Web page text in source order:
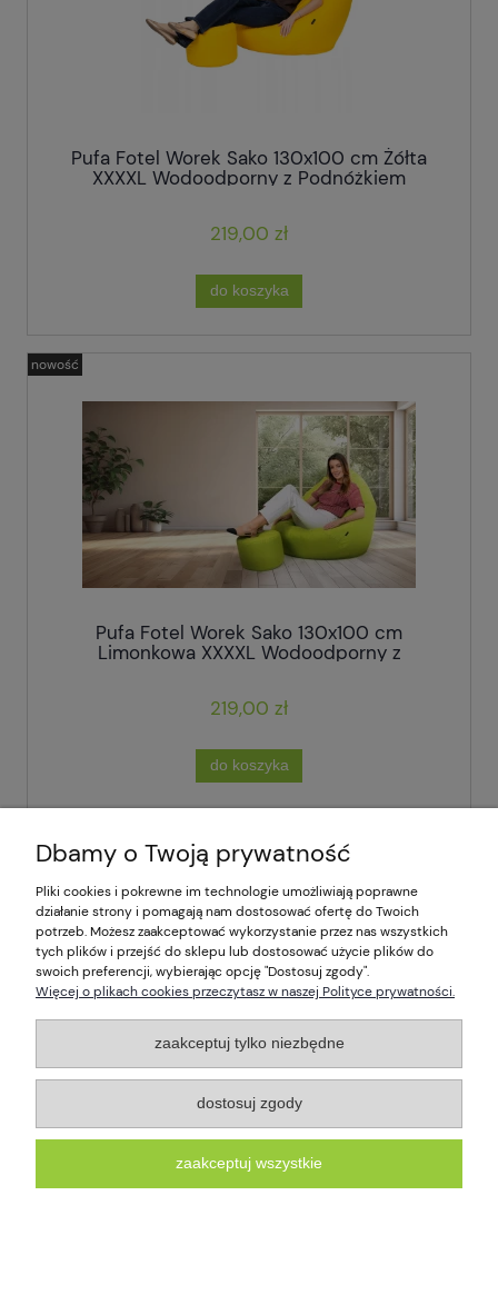
Pufa Fotel Worek Sako 130x100 cm Żółta
XXXXL Wodoodporny z Podnóżkiem
219,00 zł
do koszyka
Pufa Fotel Worek Sako 130x100 cm
Limonkowa XXXXL Wodoodporny z
219,00 zł
do koszyka
nowość
Pufa Fotel Worek Sako 130x100 cm Błękitna
XXXXL Wodoodporny z Podnóżkiem
Dbamy o Twoją prywatność
Pliki cookies i pokrewne im technologie umożliwiają poprawne
działanie strony i pomagają nam dostosować ofertę do Twoich
potrzeb. Możesz zaakceptować wykorzystanie przez nas wszystkich
tych plików i przejść do sklepu lub dostosować użycie plików do
swoich preferencji, wybierając opcję "Dostosuj zgody".
Więcej o plikach cookies przeczytasz w naszej Polityce prywatności.
zaakceptuj tylko niezbędne
dostosuj zgody
zaakceptuj wszystkie